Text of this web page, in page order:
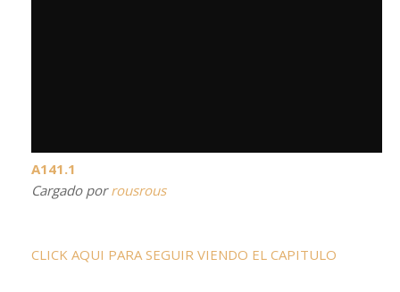
A141.1
Cargado porrousrous
CLICK AQUI PARA SEGUIR VIENDO EL CAPITULO